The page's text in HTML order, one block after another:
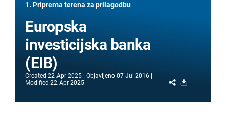
1. Priprema terena za prilagodbu
Europska
investicijska banka
(EIB)
Created 22 Apr 2025 Objavljeno 07 Jul 2016
Modified 22 Apr 2025 Share